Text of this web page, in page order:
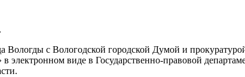
с Вологодской городской Думой и
виде в Государственно-правовой